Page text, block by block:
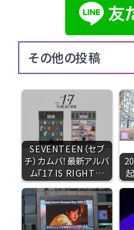
その他の投稿
SEVENTEEN（セブ
チ）カムバ！最新アルバ
ム『17 IS RIGHT…